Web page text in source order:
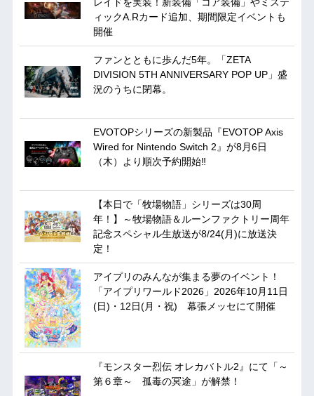
ィックA.Rカード追加、期間限定イベントも
開催
ファンとともに歩んだ5年。「ZETA
DIVISION 5TH ANNIVERSARY POP UP」盛
況のうちに閉幕。
EVOTOPシリーズの新製品『EVOTOP Axis
Wired for Nintendo Switch 2』が8月6日
（木）より順次予約開始‼
【本日で「牧場物語」シリーズは30周
年！】～牧場物語＆ルーンファクトリー周年
記念スペシャル生放送が8/24(月)に放送決
定！
アイプリのみんなが集まる夢のイベント！
「アイプリワールド2026」2026年10月11日
(日)・12日(月・祝) 幕張メッセにて開催
『モンスター烈伝 オレカバトル2』にて「～
第６章～ 孤毒の冥途」が解禁！